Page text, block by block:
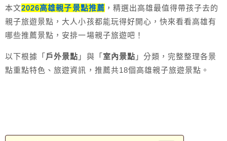
本文2026高雄親子景點推薦 ，精選出高雄最值得帶孩子去的
親子旅遊景點，大人小孩都能玩得好開心，快來看看高雄有
哪些推薦景點，安排一場親子旅遊吧！
以下根據「 戶外景點 」與「 室內景點 」分類，完整整理各景
點重點特色、旅遊資訊，推薦共18個高雄親子旅遊景點。